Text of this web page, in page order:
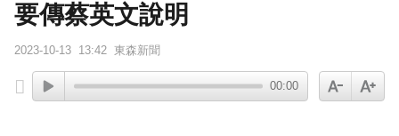
要傳蔡英文說明
2023-10-13 13:42 東森新聞
00:00